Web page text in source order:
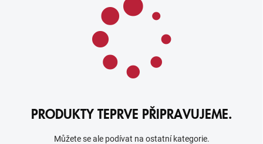
PRODUKTY TEPRVE PŘIPRAVUJEME.
Můžete se ale podívat na ostatní kategorie.